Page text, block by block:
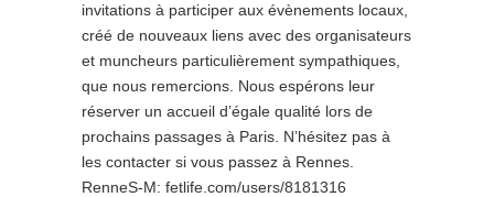
invitations à participer aux évènements locaux,
créé de nouveaux liens avec des organisateurs
et muncheurs particulièrement sympathiques,
que nous remercions. Nous espérons leur
réserver un accueil d’égale qualité lors de
prochains passages à Paris. N’hésitez pas à
les contacter si vous passez à Rennes.
RenneS-M: fetlife.com/users/8181316